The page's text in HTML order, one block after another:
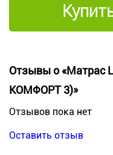
Отзывы о «Матрас
КОМФОРТ 3)»
Отзывов пока нет
Оставить отзыв